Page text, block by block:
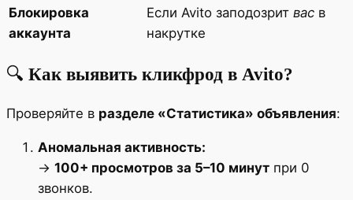
Блокировка
аккаунта
Если Avito заподозрит вас в
накрутке
🔍 Как выявить кликфрод в Avito?
Проверяйте в разделе «Статистика» объявления:
Аномальная активность:
→ 100+ просмотров за 5–10 минут при 0
звонков.